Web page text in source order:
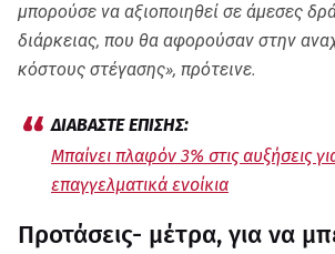
μπορούσε να αξιοποιηθεί σε άμεσες
διάρκειας, που θα αφορούσαν στην
κόστους στέγασης», πρότεινε.
Μπαίνει πλαφόν 3% στις αυξήσεις
επαγγελματικά ενοίκια
Προτάσεις- μέτρα, για να